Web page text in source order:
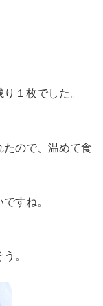
１枚でした。
たので、温めて食
すね。
。